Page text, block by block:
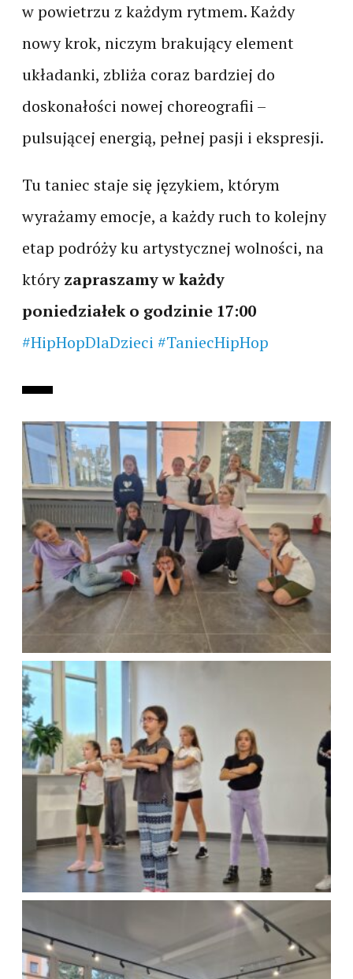
w powietrzu z każdym rytmem. Każdy
nowy krok, niczym brakujący element
układanki, zbliża coraz bardziej do
doskonałości nowej choreografii –
pulsującej energią, pełnej pasji i ekspresji.
Tu taniec staje się językiem, którym
wyrażamy emocje, a każdy ruch to kolejny
etap podróży ku artystycznej wolności, na
któryzapraszamy w każdy
poniedziałek o godzinie 17:00
#HipHopDlaDzieci #TaniecHipHop